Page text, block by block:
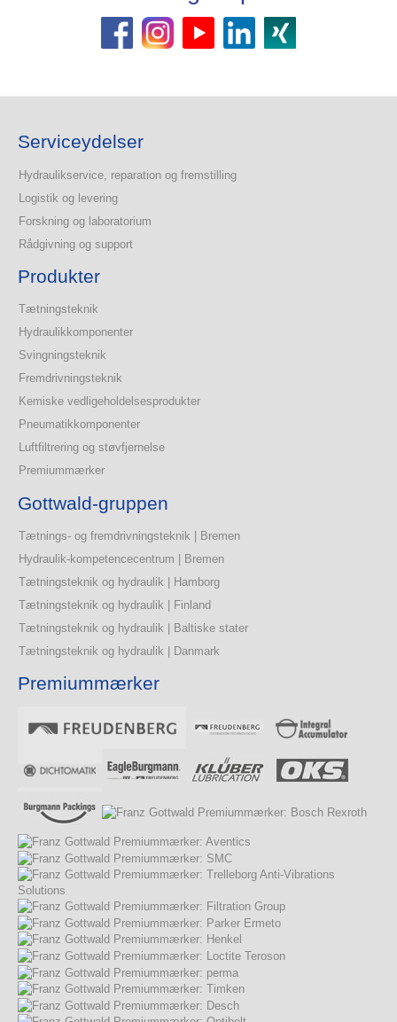
Serviceydelser
Hydraulikservice, reparation og fremstilling
Logistik og levering
Forskning og laboratorium
Rådgivning og support
Produkter
Tætningsteknik
Hydraulikkomponenter
Svingningsteknik
Fremdrivningsteknik
Kemiske vedligeholdelsesprodukter
Pneumatikkomponenter
Luftfiltrering og støvfjernelse
Premiummærker
Gottwald-gruppen
Tætnings- og fremdrivningsteknik | Bremen
Hydraulik-kompetencecentrum | Bremen
Tætningsteknik og hydraulik | Hamborg
Tætningsteknik og hydraulik | Finland
Tætningsteknik og hydraulik | Baltiske stater
Tætningsteknik og hydraulik | Danmark
Premiummærker